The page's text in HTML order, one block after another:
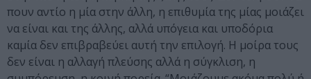
πουν αντίο η μία στην άλλη, η επιθυμία της μίας μοιάζει
να είναι και της άλλης, αλλά υπόγεια και υποδόρια
καμία δεν επιβραβεύει αυτή την επιλογή. Η μοίρα τους
δεν είναι η αλλαγή πλεύσης αλλά η σύγκλιση, η